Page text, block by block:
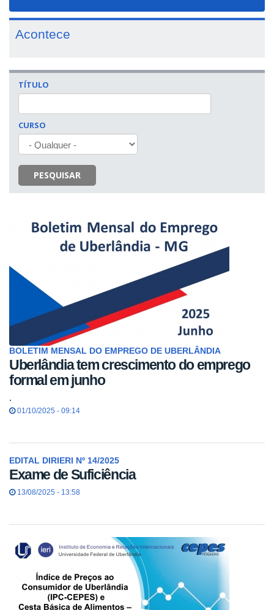
Acontece
TÍTULO
CURSO
PESQUISAR
BOLETIM MENSAL DO EMPREGO DE UBERLÂNDIA
Uberlândia tem crescimento do emprego
formal em junho
.
01/10/2025 - 09:14
EDITAL DIRIERI Nº 14/2025
Exame de Suficiência
13/08/2025 - 13:58